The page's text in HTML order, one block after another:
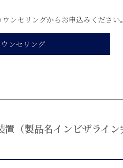
ンセリング​からお申込みください。
ンセリング
（製品名インビザライ